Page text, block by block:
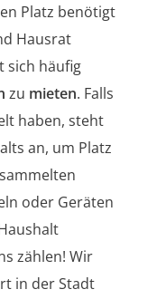
Platz benötigt
Hausrat
sich häufig
zu mieten. Falls
haben, steht
an, um Platz
oder Geräten
zählen! Wir
in der Stadt